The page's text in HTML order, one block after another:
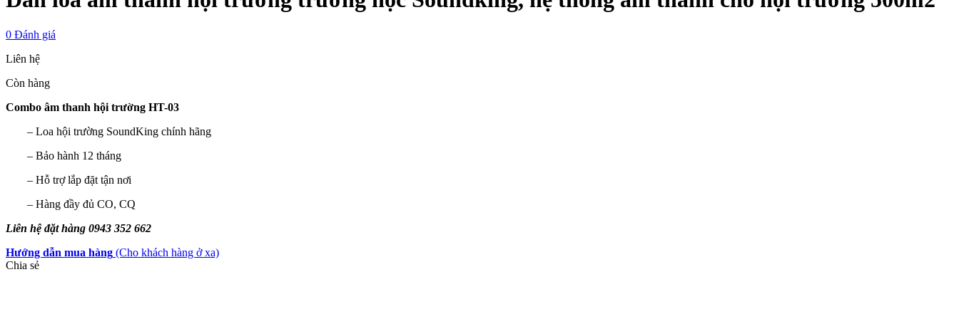
0 Đánh giá
Liên hệ
Còn hàng
Combo âm thanh hội trường HT-03
– Loa hội trường SoundKing chính hãng
– Bảo hành 12 tháng
– Hỗ trợ lắp đặt tận nơi
– Hàng đầy đủ CO, CQ
Liên hệ đặt hàng 0943 352 662
Hướng dẫn mua hàng (Cho khách hàng ở xa)
Chia sẻ